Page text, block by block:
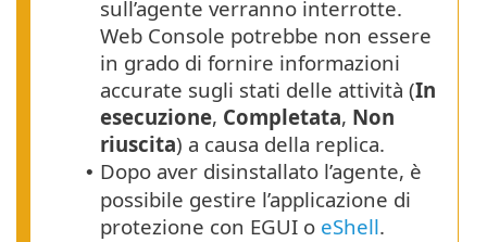
sull’agente verranno interrotte.
Web Console potrebbe non essere
in grado di fornire informazioni
accurate sugli stati delle attività (In
esecuzione, Completata, Non
riuscita) a causa della replica.
• Dopo aver disinstallato l’agente, è
possibile gestire l’applicazione di
protezione con EGUI o eShell.